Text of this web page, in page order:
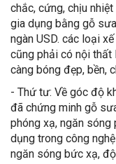
chắc, cứng, chịu
gia dụng bằng gỗ
ngàn USD. các loại
cũng phải có nội thất
càng bóng đẹp, bền,
- Thứ tư: Về góc độ
đã chứng minh gỗ
phóng xạ, ngăn
dụng trong công
ngăn sóng bức xạ,